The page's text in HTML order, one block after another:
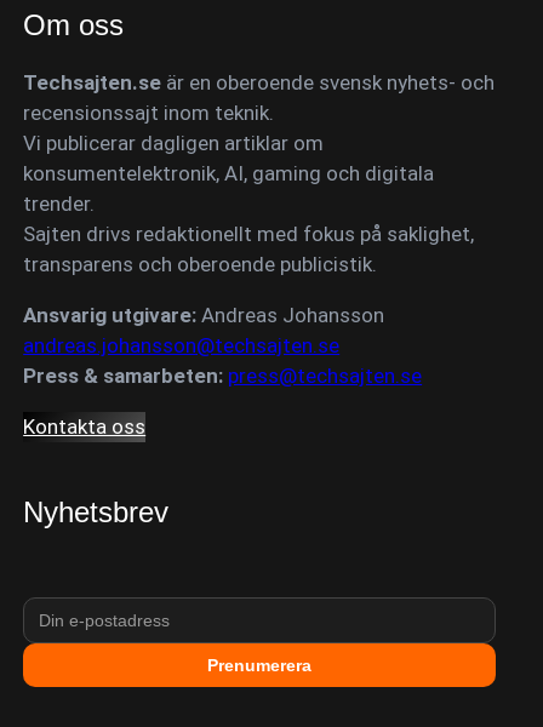
Om oss
Techsajten.se är en oberoende svensk nyhets- och
recensionssajt inom teknik.
Vi publicerar dagligen artiklar om
konsumentelektronik, AI, gaming och digitala
trender.
Sajten drivs redaktionellt med fokus på saklighet,
transparens och oberoende publicistik.
Ansvarig utgivare: Andreas Johansson
andreas.johansson@techsajten.se
Press & samarbeten: press@techsajten.se
Kontakta oss
Nyhetsbrev
Prenumerera